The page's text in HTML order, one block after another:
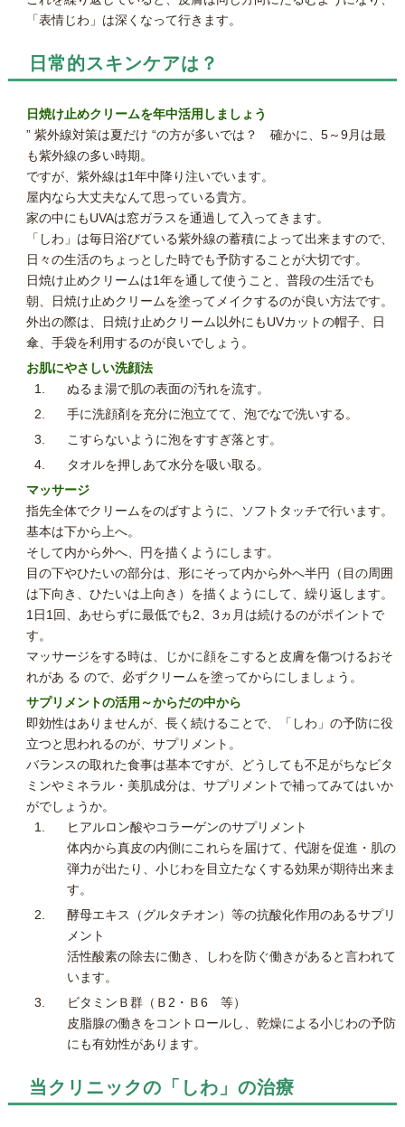
「表情じわ」は深くなって行きます。
日常的スキンケアは？
日焼け止めクリームを年中活用しましょう
” 紫外線対策は夏だけ “の方が多いでは？ 確かに、5～9月は最
も紫外線の多い時期。
ですが、紫外線は1年中降り注いでいます。
屋内なら大丈夫なんて思っている貴方。
家の中にもUVAは窓ガラスを通過して入ってきます。
「しわ」は毎日浴びている紫外線の蓄積によって出来ますので、
日々の生活のちょっとした時でも予防することが大切です。
日焼け止めクリームは1年を通して使うこと、普段の生活でも
朝、日焼け止めクリームを塗ってメイクするのが良い方法です。
外出の際は、日焼け止めクリーム以外にもUVカットの帽子、日
傘、手袋を利用するのが良いでしょう。
お肌にやさしい洗顔法
ぬるま湯で肌の表面の汚れを流す。
手に洗顔剤を充分に泡立てて、泡でなで洗いする。
こすらないように泡をすすぎ落とす。
タオルを押しあて水分を吸い取る。
マッサージ
指先全体でクリームをのばすように、ソフトタッチで行います。
基本は下から上へ。
そして内から外へ、円を描くようにします。
目の下やひたいの部分は、形にそって内から外へ半円（目の周囲
は下向き、ひたいは上向き）を描くようにして、繰り返します。
1日1回、あせらずに最低でも2、3ヵ月は続けるのがポイントで
す。
マッサージをする時は、じかに顔をこすると皮膚を傷つけるおそ
れがあ る ので、必ずクリームを塗ってからにしましょう。
サプリメントの活用～からだの中から
即効性はありませんが、長く続けることで、「しわ」の予防に役
立つと思われるのが、サプリメント。
バランスの取れた食事は基本ですが、どうしても不足がちなビタ
ミンやミネラル・美肌成分は、サプリメントで補ってみてはいか
がでしょうか。
ヒアルロン酸やコラーゲンのサプリメント
体内から真皮の内側にこれらを届けて、代謝を促進・肌の
弾力が出たり、小じわを目立たなくする効果が期待出来ま
す。
酵母エキス（グルタチオン）等の抗酸化作用のあるサプリ
メント
活性酸素の除去に働き、しわを防ぐ働きがあると言われて
います。
ビタミンＢ群（Ｂ2・Ｂ6 等）
皮脂腺の働きをコントロールし、乾燥による小じわの予防
にも有効性があります。
当クリニックの「しわ」の治療